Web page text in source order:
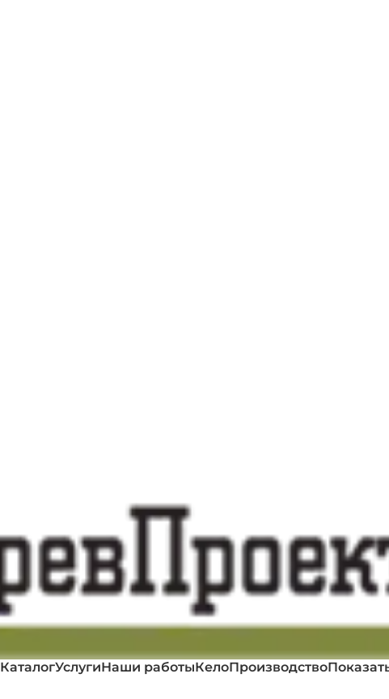
КаталогУслугиНаши работыКелоПроизводство